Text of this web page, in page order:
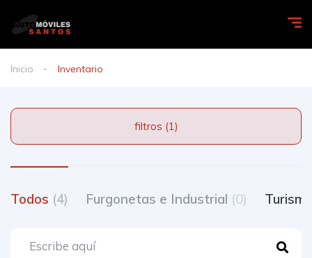
Inicio Inventario
filtros (1)
Todos (4) Furgonetas e Industrial (0)